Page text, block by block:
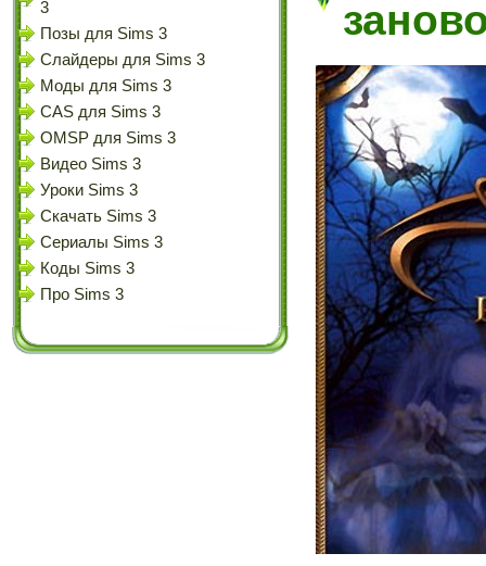
3
Позы для Sims 3
Слайдеры для Sims 3
Моды для Sims 3
CAS для Sims 3
OMSP для Sims 3
Видео Sims 3
Уроки Sims 3
Скачать Sims 3
Сериалы Sims 3
Коды Sims 3
Про Sims 3